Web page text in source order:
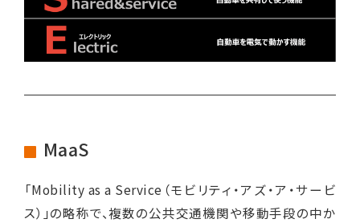
MaaS
「Mobility as a Service（モビリティ・アズ・ア・サービ
ス）」の略称で、複数の公共交通機関や移動手段の中か